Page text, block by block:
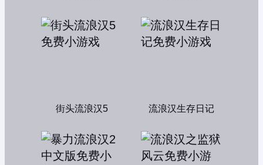
街头流浪汉5 流浪汉生存日记